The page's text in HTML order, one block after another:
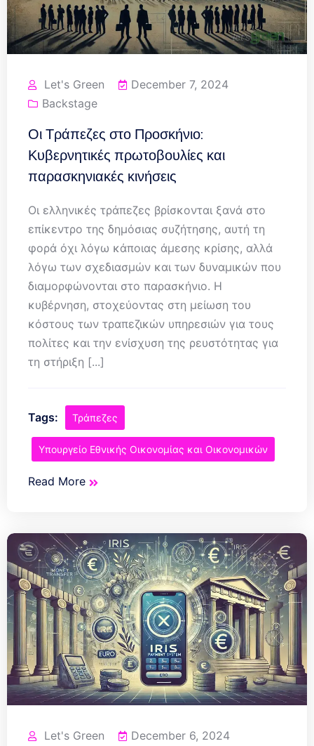
Let's Green
December 7, 2024
Backstage
Οι Τράπεζες στο Προσκήνιο:
Κυβερνητικές πρωτοβουλίες και
παρασκηνιακές κινήσεις
Οι ελληνικές τράπεζες βρίσκονται ξανά στο
επίκεντρο της δημόσιας συζήτησης, αυτή τη
φορά όχι λόγω κάποιας άμεσης κρίσης, αλλά
λόγω των σχεδιασμών και των δυναμικών που
διαμορφώνονται στο παρασκήνιο. Η
κυβέρνηση, στοχεύοντας στη μείωση του
κόστους των τραπεζικών υπηρεσιών για τους
πολίτες και την ενίσχυση της ρευστότητας για
τη στήριξη [...]
Tags: Τράπεζες
Υπουργείο Εθνικής Οικονομίας και Οικονομικών
Read More
Let's Green
December 6, 2024